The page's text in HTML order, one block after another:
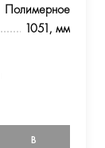
Полимерное
1051, мм
В